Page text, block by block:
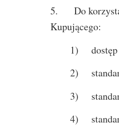
5. Do
Kupującego:
1) dostęp
2)
3)
4)